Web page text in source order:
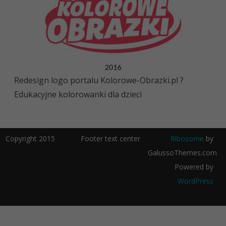
Redesign logo portalu Kolorowe-Obrazki.pl ?
Edukacyjne kolorowanki dla dzieci
Copyright 2015 Footer text center Ribosome by
GalussoThemes.com
Powered by
WordPress